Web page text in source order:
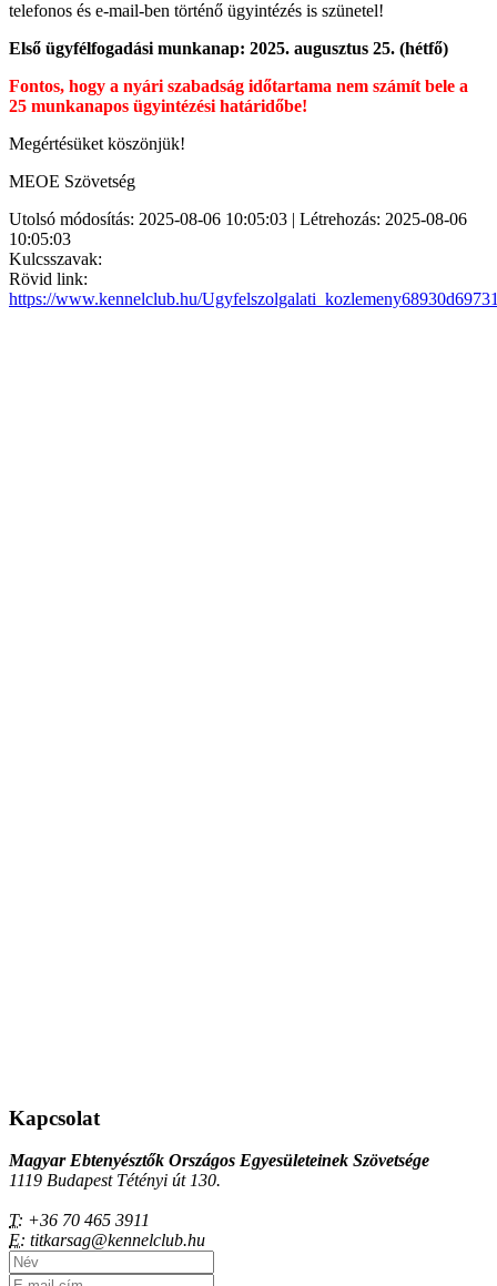
telefonos és e-mail-ben történő ügyintézés is szünetel!
Első ügyfélfogadási munkanap: 2025. augusztus 25. (hétfő)
Fontos, hogy a nyári szabadság időtartama nem számít bele a
25 munkanapos ügyintézési határidőbe!
Megértésüket köszönjük!
MEOE Szövetség
Utolsó módosítás: 2025-08-06 10:05:03 | Létrehozás: 2025-08-06
10:05:03
Kulcsszavak:
Rövid link:
https://www.kennelclub.hu/
Kapcsolat
Magyar Ebtenyésztők Országos Egyesületeinek Szövetsége
1119 Budapest Tétényi út 130.
T: +36 70 465 3911
E: titkarsag@kennelclub.hu